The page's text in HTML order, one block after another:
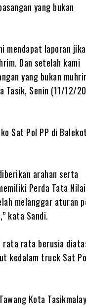
yang bukan
mendapat laporan
Dan setelah kami
yang bukan
Tasik, Senin (11/12/
Sat Pol PP di
arahan serta
Perda Tata
melanggar aturan
kata Sandi.
rata rata berusia
kedalam truck Sat
Kota